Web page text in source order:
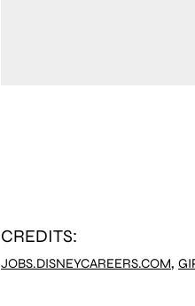
CREDITS:
JOBS.DISNEYCAREERS.COM,